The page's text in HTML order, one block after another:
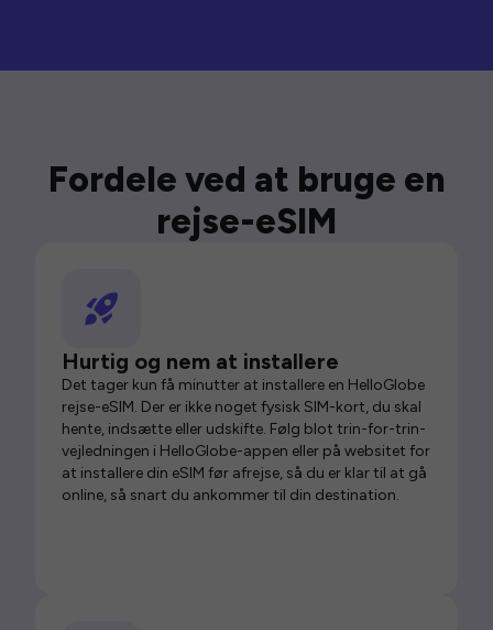
Fordele ved at bruge en
rejse-eSIM
Hurtig og nem at installere
Det tager kun få minutter at installere en HelloGlobe
rejse-eSIM. Der er ikke noget fysisk SIM-kort, du skal
hente, indsætte eller udskifte. Følg blot trin-for-trin-
vejledningen i HelloGlobe-appen eller på websitet for
at installere din eSIM før afrejse, så du er klar til at gå
online, så snart du ankommer til din destination.